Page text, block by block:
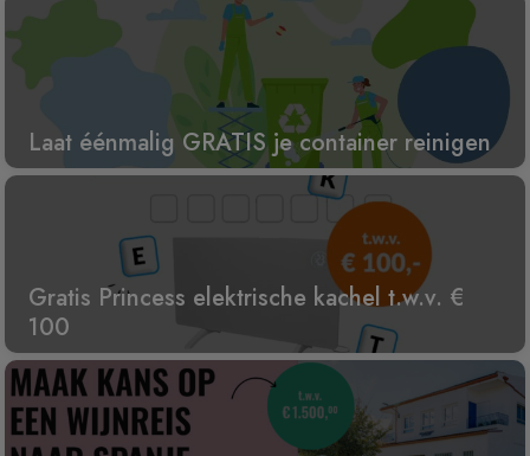
Laat éénmalig GRATIS je container reinigen
Gratis Princess elektrische kachel t.w.v. €
100